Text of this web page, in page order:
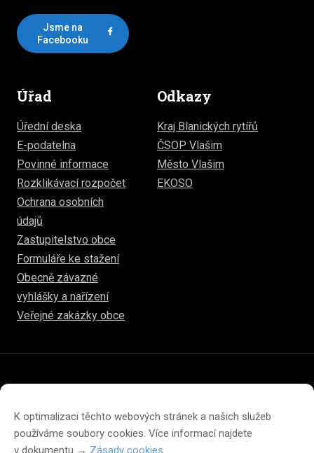
K optimalizaci těchto webových stránek a našich služeb
používáme soubory cookies. Více informací najdete
v dokumentu → Zásady cookies
Jsme na
Facebooku
Úřad
Úřední deska
E-podatelna
Povinné informace
Rozklikávací rozpočet
Ochrana osobních
údajů
Zastupitelstvo obce
Formuláře ke stažení
Obecně závazné
vyhlášky a nařízení
Veřejné zakázky obce
Odkazy
Kraj Blanických rytířů
ČSOP Vlašim
Město Vlašim
EKOSO
Prohlášení o přístupnosti
Prohlášení o ochraně soukromí
Zásady cookies (EU)